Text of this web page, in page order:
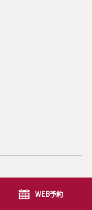
WEB予約